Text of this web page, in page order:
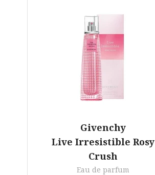
Givenchy
Live Irresistible Rosy
Crush
Eau de parfum